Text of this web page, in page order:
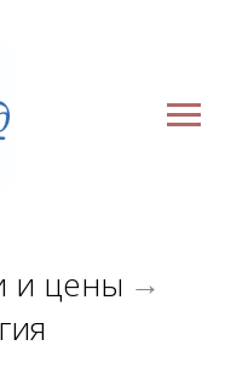
и цены →